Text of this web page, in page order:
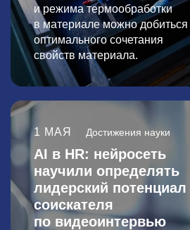
и режима термообработки
в материале можно добиться
оптимального сочетания
свойств материала.
1 МАЯ Достижения науки
AI в HR: нейросеть
научили определять
лидерский потенциал
соискателя
по видеоинтервью